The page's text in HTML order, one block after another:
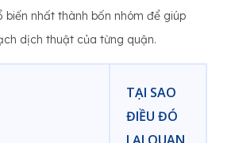
biến nhất thành bốn nhóm để giúp
dịch thuật của từng quận.
TẠI SAO
ĐIỀU ĐÓ